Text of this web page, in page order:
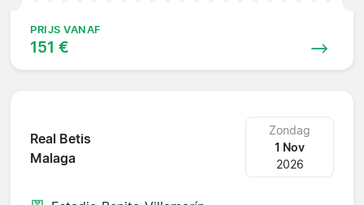
PRIJS VANAF
151 €
Real Betis
Malaga
Zondag
1 Nov
2026